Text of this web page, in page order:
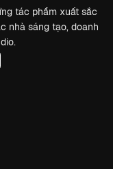
tác phẩm xuất sắc
nhà sáng tạo, doanh